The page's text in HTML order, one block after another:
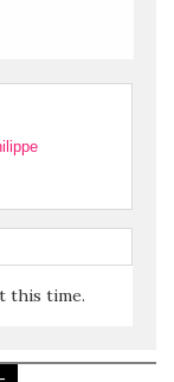
this time.